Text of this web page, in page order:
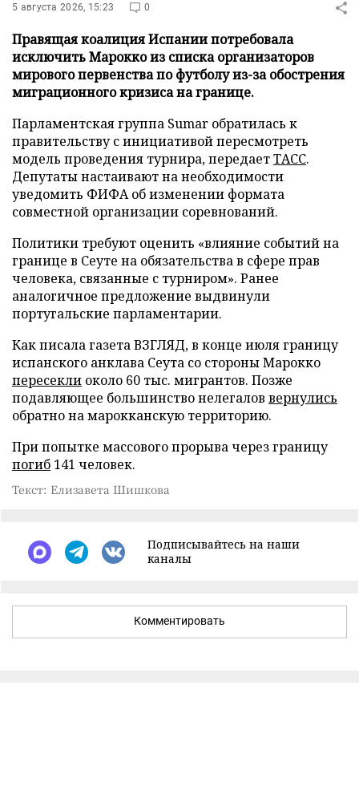
5 августа 2026, 15:23 0
Правящая коалиция Испании потребовала
исключить Марокко из списка организаторов
мирового первенства по футболу из-за обострения
миграционного кризиса на границе.
Парламентская группа Sumar обратилась к
правительству с инициативой пересмотреть
модель проведения турнира, передаетТАСС.
Депутаты настаивают на необходимости
уведомить ФИФА об изменении формата
совместной организации соревнований.
Политики требуют оценить «влияние событий на
границе в Сеуте на обязательства в сфере прав
человека, связанные с турниром». Ранее
аналогичное предложение выдвинули
португальские парламентарии.
Как писала газета ВЗГЛЯД, в конце июля границу
испанского анклава Сеута со стороны Марокко
пересекли около 60 тыс. мигрантов. Позже
подавляющее большинство нелегалов вернулись
обратно на марокканскую территорию.
При попытке массового прорыва через границу
погиб 141 человек.
Текст: Елизавета Шишкова
Подписывайтесь на наши
каналы
Комментировать